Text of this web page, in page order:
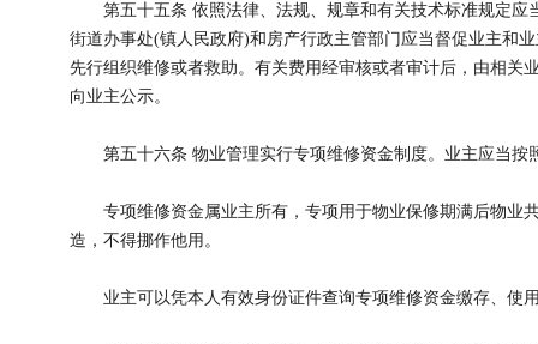
第五十五条 依照法律、法规、规章和有关技术标准规定应
街道办事处(镇人民政府)和房产行政主管部门应当督促业主和
先行组织维修或者救助。有关费用经审核或者审计后，由相关
向业主公示。
第五十六条 物业管理实行专项维修资金制度。业主应当按
专项维修资金属业主所有，专项用于物业保修期满后物业
造，不得挪作他用。
业主可以凭本人有效身份证件查询专项维修资金缴存、使